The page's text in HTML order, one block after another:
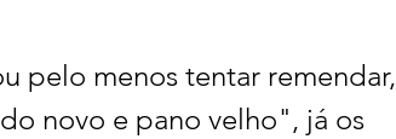
pelo menos tentar remendar,
novo e pano velho", já os